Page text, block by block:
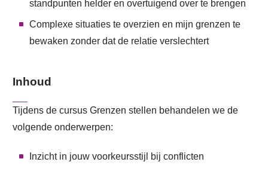
standpunten helder en overtuigend over te brengen
Complexe situaties te overzien en mijn grenzen te
bewaken zonder dat de relatie verslechtert
Inhoud
Tijdens de cursus Grenzen stellen behandelen we de
volgende onderwerpen:
Inzicht in jouw voorkeursstijl bij conflicten